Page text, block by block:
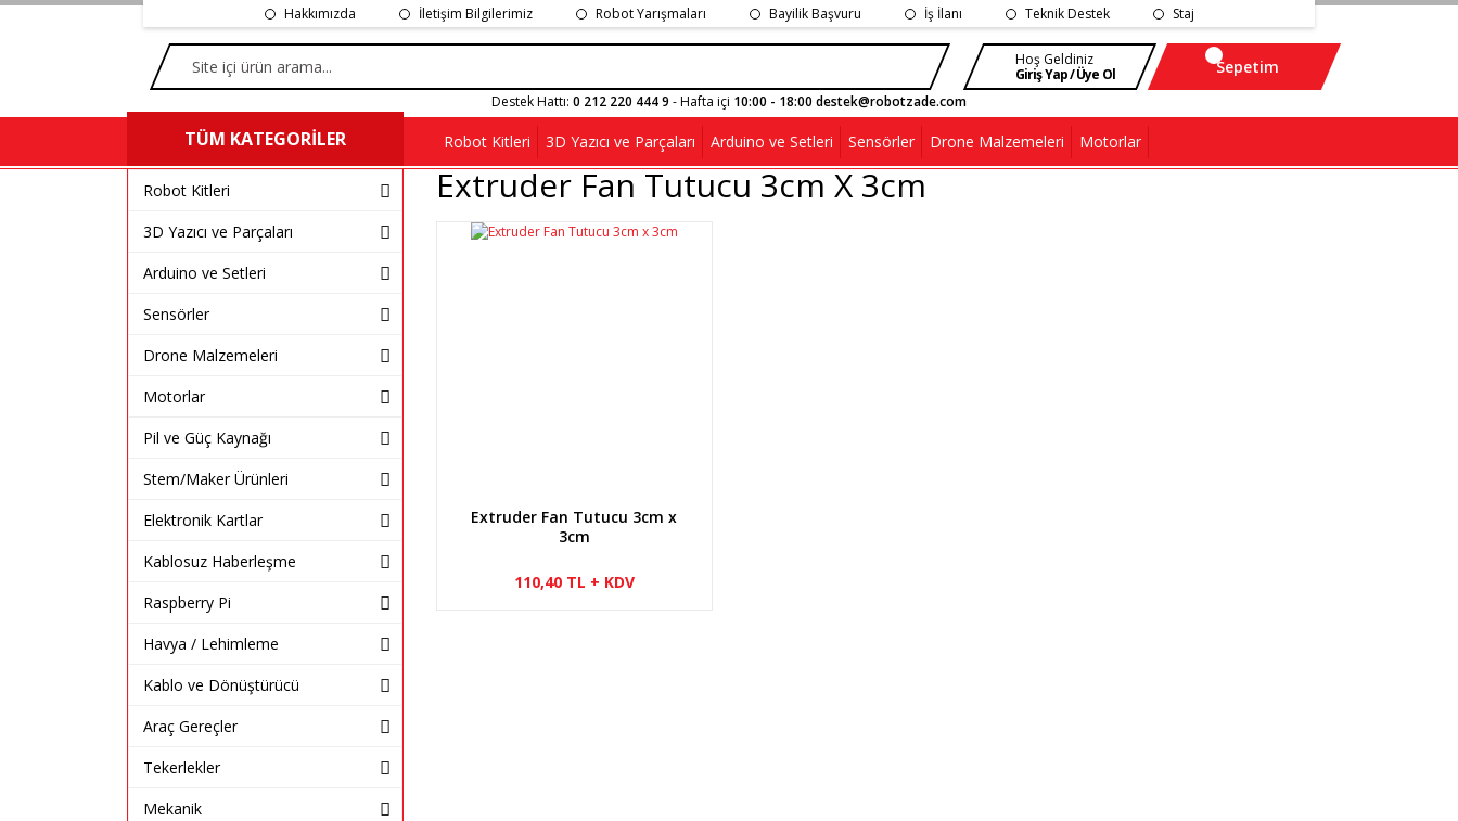
Hakkımızda İletişim Bilgilerimiz Robot Yarışmaları Bayilik Başvuru İş İlanı Teknik Destek Staj
Hoş Geldiniz
Giriş Yap / Üye Ol
Sepetim
Destek Hattı: 0 212 220 444 9 - Hafta içi 10:00 - 18:00 destek@robotzade.com
TÜM KATEGORİLER Robot Kitleri 3D Yazıcı ve Parçaları Arduino ve Setleri Sensörler Drone Malzemeleri Motorlar
Robot Kitleri
3D Yazıcı ve Parçaları
Arduino ve Setleri
Sensörler
Drone Malzemeleri
Motorlar
Pil ve Güç Kaynağı
Stem/Maker Ürünleri
Elektronik Kartlar
Kablosuz Haberleşme
Raspberry Pi
Havya / Lehimleme
Kablo ve Dönüştürücü
Araç Gereçler
Tekerlekler
Mekanik
Extruder Fan Tutucu 3cm X 3cm
Extruder Fan Tutucu 3cm x
3cm
110,40 TL + KDV